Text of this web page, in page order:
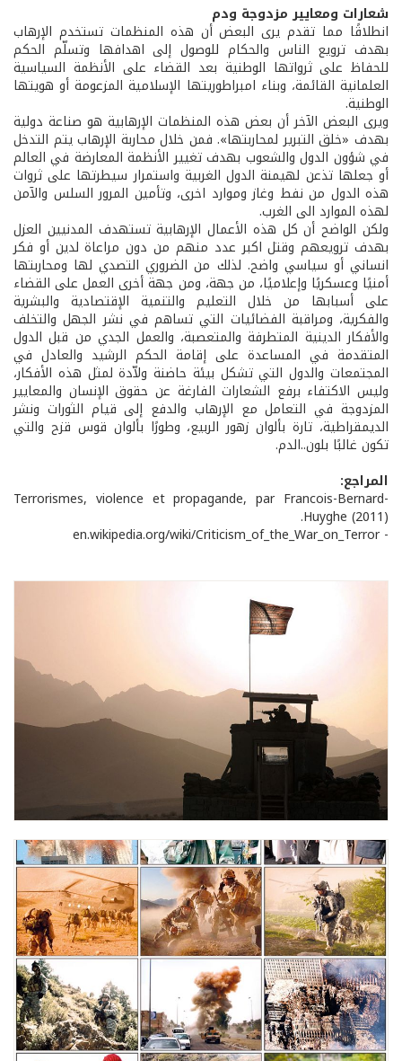
شعارات ومعايير مزدوجة ودم
انطلاقًا مما تقدم يرى البعض أن هذه المنظمات تستخدم الإرهاب
بهدف ترويع الناس والحكام للوصول إلى اهدافها وتسلّم الحكم
للحفاظ على ثرواتها الوطنية بعد القضاء على الأنظمة السياسية
العلمانية القائمة، وبناء امبراطوريتها الإسلامية المزعومة أو هويتها
الوطنية.
ويرى البعض الآخر أن بعض هذه المنظمات الإرهابية هو صناعة دولية
بهدف «خلق التبرير لمحاربتها». فمن خلال محاربة الإرهاب يتم التدخل
في شؤون الدول والشعوب بهدف تغيير الأنظمة المعارضة في العالم
أو جعلها تذعن لهيمنة الدول الغربية واستمرار سيطرتها على ثروات
هذه الدول من نفط وغاز وموارد اخرى، وتأمين المرور السلس والآمن
لهذه الموارد الى الغرب.
ولكن الواضح أن كل هذه الأعمال الإرهابية تستهدف المدنيين العزل
بهدف ترويعهم وقتل اكبر عدد منهم من دون مراعاة لدين أو فكر
انساني أو سياسي واضح. لذلك من الضروري التصدي لها ومحاربتها
أمنيًا وعسكريًا وإعلاميًا، من جهة، ومن جهة أخرى العمل على القضاء
على أسبابها من خلال التعليم والتنمية الإقتصادية والبشرية
والفكرية، ومراقبة الفضائيات التي تساهم في نشر الجهل والتخلف
والأفكار الدينية المتطرفة والمتعصبة، والعمل الجدي من قبل الدول
المتقدمة في المساعدة على إقامة الحكم الرشيد والعادل في
المجتمعات والدول التي تشكل بيئة حاضنة ولاّدة لمثل هذه الأفكار،
وليس الاكتفاء برفع الشعارات الفارغة عن حقوق الإنسان والمعايير
المزدوجة في التعامل مع الإرهاب والدفع إلى قيام الثورات ونشر
الديمقراطية، تارة بألوان زهور الربيع، وطورًا بألوان قوس قزح والتي
تكون غالبًا بلون..الدم.
المراجع:
-Terrorismes, violence et propagande, par Francois-Bernard
Huyghe (2011).
- en.wikipedia.org/wiki/Criticism_of_the_War_on_Terror‎